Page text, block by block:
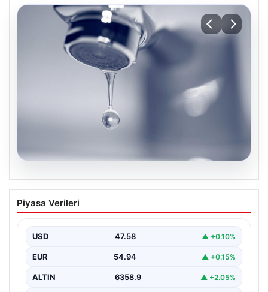
04.08.2026
İstanbul’un 8 İlçesinde Geniş Kapsamlı
Su Kesintisi Gerçekleşecek
önemli altyapı yenileme çalışmaları kapsamında şehrin…
Piyasa Verileri
USD 47.58 ▲ +0.10%
EUR 54.94 ▲ +0.15%
ALTIN 6358.9 ▲ +2.05%